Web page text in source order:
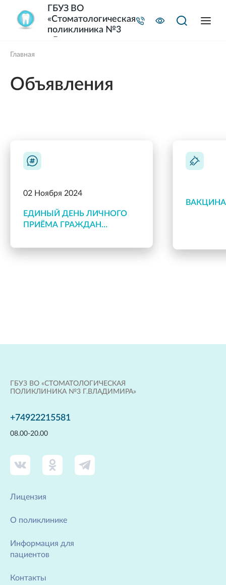
Главная
Объявления
02 Ноября 2024
ЕДИНЫЙ ДЕНЬ ЛИЧНОГО
ПРИЁМА ГРАЖДАН
ГБУЗ ВО
«Стоматологическая
поликлиника №3
ГБУЗ ВО «СТОМАТОЛОГИЧЕСКАЯ
ПОЛИКЛИНИКА №3 Г.ВЛАДИМИРА»
+74922215581
08.00-20.00
Лицензия
О поликлинике
Информация для
пациентов
Контакты